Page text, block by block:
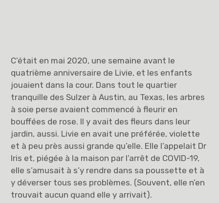
C’était en mai 2020, une semaine avant le
quatrième anniversaire de Livie, et les enfants
jouaient dans la cour. Dans tout le quartier
tranquille des Sulzer à Austin, au Texas, les arbres
à soie perse avaient commencé à fleurir en
bouffées de rose. Il y avait des fleurs dans leur
jardin, aussi. Livie en avait une préférée, violette
et à peu près aussi grande qu’elle. Elle l’appelait Dr
Iris et, piégée à la maison par l’arrêt de COVID-19,
elle s’amusait à s’y rendre dans sa poussette et à
y déverser tous ses problèmes. (Souvent, elle n’en
trouvait aucun quand elle y arrivait).